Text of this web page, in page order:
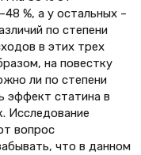
%, а у остальных –
по степени
в этих трех
на повестку
ли по степени
эффект статина в
Исследование
вопрос
что в данном